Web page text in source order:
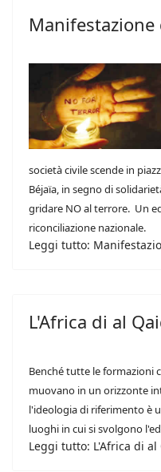
società civile scende in
Béjaïa, in segno di
gridare NO al terrore. Un
riconciliazione nazionale.
Leggi tutto:
L'Africa di al
Benché tutte le formazioni
muovano in un orizzonte
l'ideologia di riferimento è
luoghi in cui si svolgono
Leggi tutto: L'Africa di al